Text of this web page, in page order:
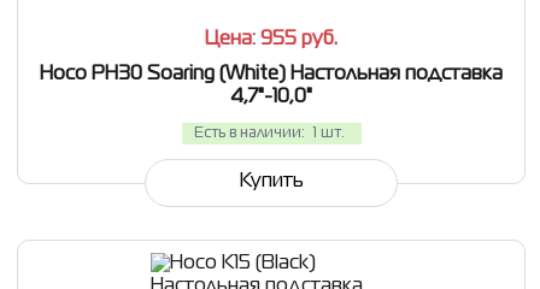
Цена: 955 руб.
Hoco PH30 Soaring (White) Настольная подставка
4,7"-10,0"
Есть в наличии: 1 шт.
Купить